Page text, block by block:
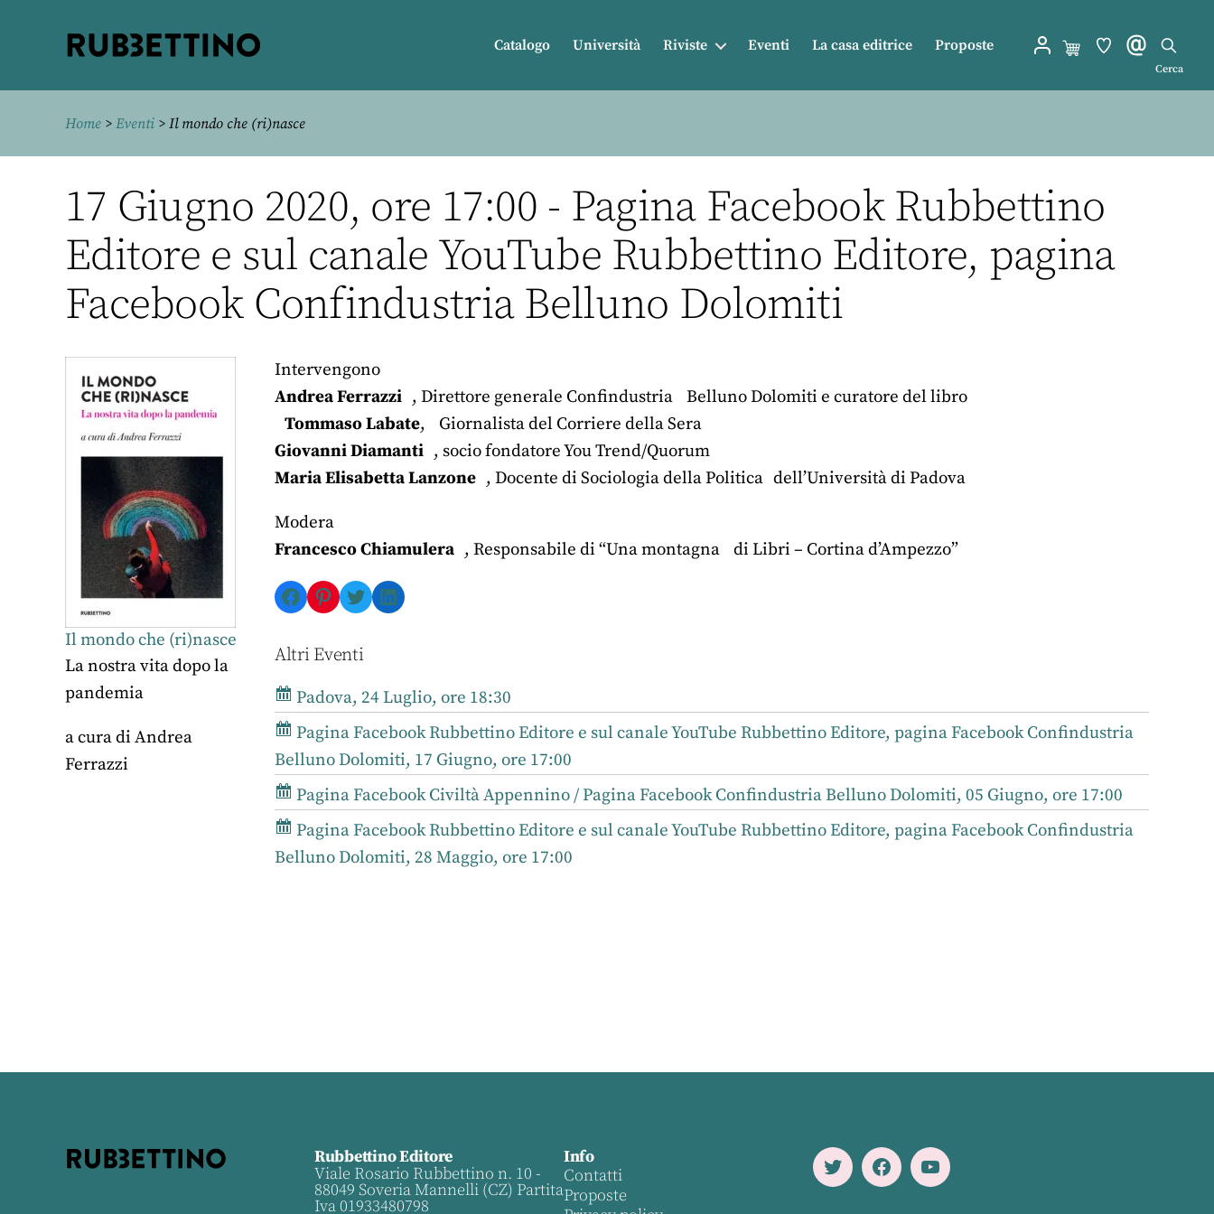
Catalogo Università Riviste Eventi La casa editrice Proposte
Cerca
Home > Eventi > Il mondo che (ri)nasce
17 Giugno 2020, ore 17:00 - Pagina Facebook Rubbettino
Editore e sul canale YouTube Rubbettino Editore, pagina
Facebook Confindustria Belluno Dolomiti
Il mondo che (ri)nasce
La nostra vita dopo la
pandemia
a cura di Andrea
Ferrazzi
Intervengono
Andrea Ferrazzi, Direttore generale Confindustria Belluno Dolomiti e curatore del libro
Tommaso Labate, Giornalista del Corriere della Sera
Giovanni Diamanti, socio fondatore You Trend/Quorum
Maria Elisabetta Lanzone , Docente di Sociologia della Politica dell’Università di Padova
Modera
Francesco Chiamulera, Responsabile di “Una montagna di Libri – Cortina d’Ampezzo”
Facebook
Pinterest
TwitterLinkedIn
Altri Eventi
Padova, 24 Luglio, ore 18:30
Pagina Facebook Rubbettino Editore e sul canale YouTube Rubbettino Editore, pagina Facebook Confindustria
Belluno Dolomiti, 17 Giugno, ore 17:00
Pagina Facebook Civiltà Appennino / Pagina Facebook Confindustria Belluno Dolomiti, 05 Giugno, ore 17:00
Pagina Facebook Rubbettino Editore e sul canale YouTube Rubbettino Editore, pagina Facebook Confindustria
Belluno Dolomiti, 28 Maggio, ore 17:00
Rubbettino Editore
Viale Rosario Rubbettino n. 10 -
88049 Soveria Mannelli (CZ) Partita
Iva 01933480798
Info
Contatti
Proposte
TwitterFacebookYoutube